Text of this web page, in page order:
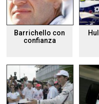
Barrichello con
confianza